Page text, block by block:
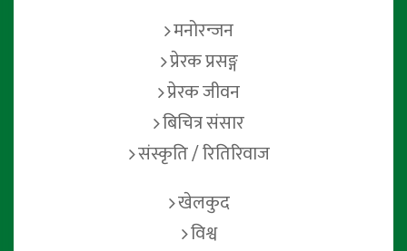
मनोरन्जन
प्रेरक प्रसङ्ग
प्रेरक जीवन
बिचित्र संसार
संस्कृति / रितिरिवाज
खेलकुद
विश्व